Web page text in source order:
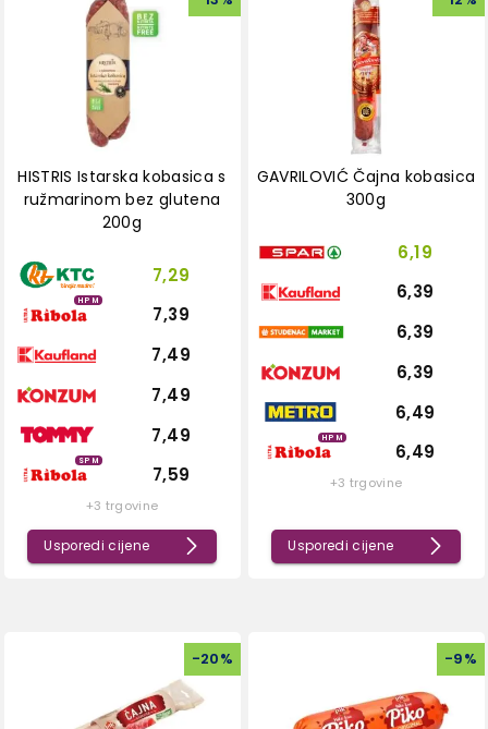
HISTRIS Istarska kobasica s
ružmarinom bez glutena
200g
7,29
HPM
7,39
7,49
7,49
7,49
SPM
7,59
+3 trgovine
Usporedi cijene
GAVRILOVIĆ Čajna kobasica
300g
6,19
6,39
6,39
6,39
6,49
HPM
6,49
+3 trgovine
Usporedi cijene
-20% -9%